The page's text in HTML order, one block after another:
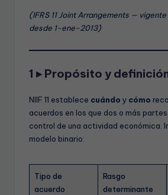
(IFRS 11 Joint Arrangements —
desde 1-ene-2013)
1 ▸ Propósito y
NIIF 11 establece cuándo y cómo
acuerdos en los que dos o más
control de una actividad económica.
modelo binario:
Tipo de
acuerdo
Rasgo
determinante